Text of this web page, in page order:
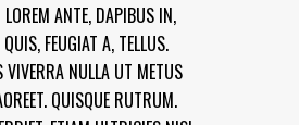
LOREM ANTE, DAPIBUS IN,
FEUGIAT A, TELLUS.
VIVERRA NULLA UT METUS
QUISQUE RUTRUM.